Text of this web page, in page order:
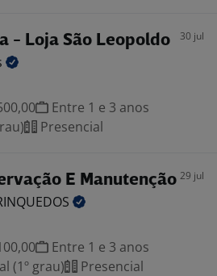
- Loja São Leopoldo 30 jul
Entre 1 e 3 anos
Presencial
E Manutenção 29 jul
Entre 1 e 3 anos
(1º grau)
Presencial